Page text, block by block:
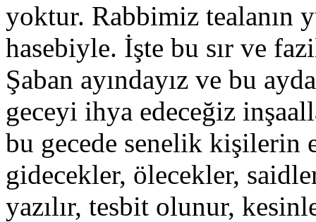
yoktur. Rabbimiz tealanın
hasebiyle. İşte bu sır ve
Şaban ayındayız ve bu
geceyi ihya edeceğiz
bu gecede senelik kişilerin
gidecekler, ölecekler,
yazılır, tesbit olunur,